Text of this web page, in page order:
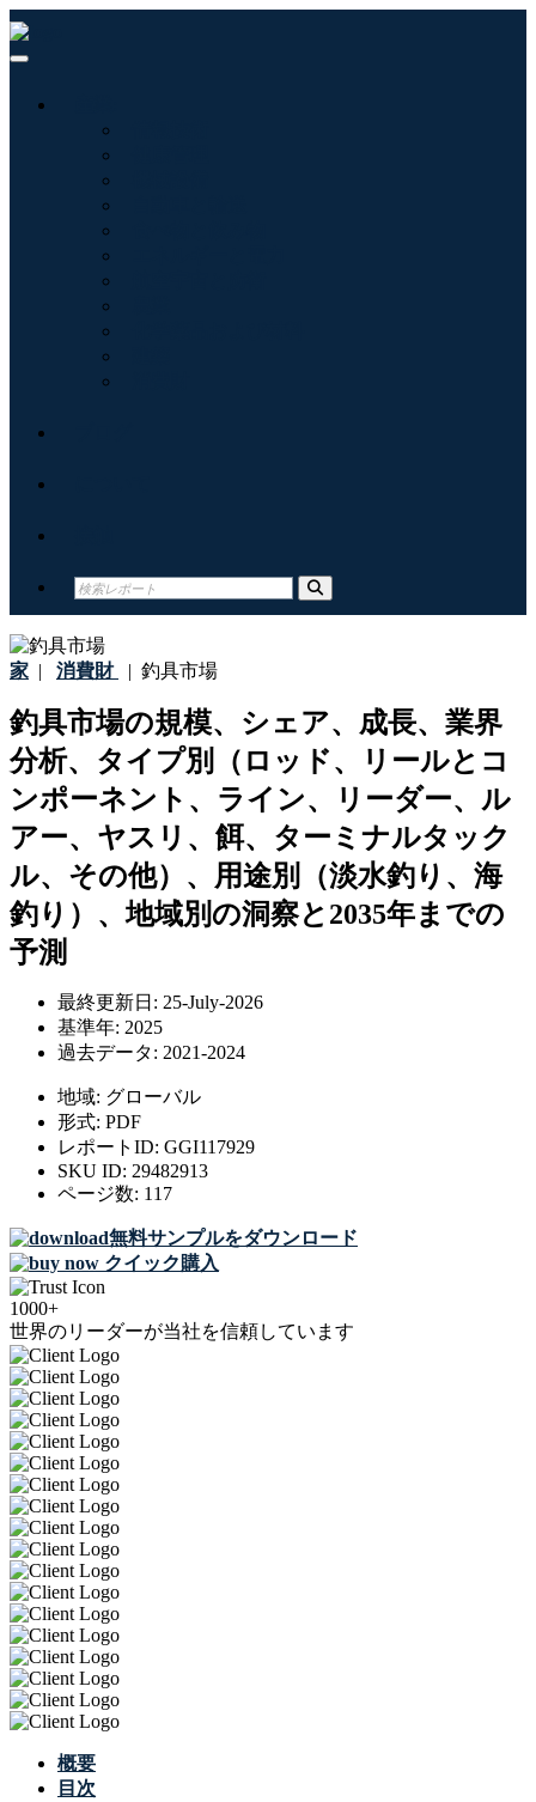
家 | 消費財 | 釣具市場
釣具市場の規模、シェア、成長、業界
分析、タイプ別（ロッド、リールとコ
ンポーネント、ライン、リーダー、ル
アー、ヤスリ、餌、ターミナルタック
ル、その他）、用途別（淡水釣り、海
釣り）、地域別の洞察と2035年までの
予測
最終更新日: 25-July-2026
基準年: 2025
過去データ: 2021-2024
地域: グローバル
形式: PDF
レポートID: GGI117929
SKU ID: 29482913
ページ数: 117
無料サンプルをダウンロード
クイック購入
1000+
世界のリーダーが当社を信頼しています
概要
目次